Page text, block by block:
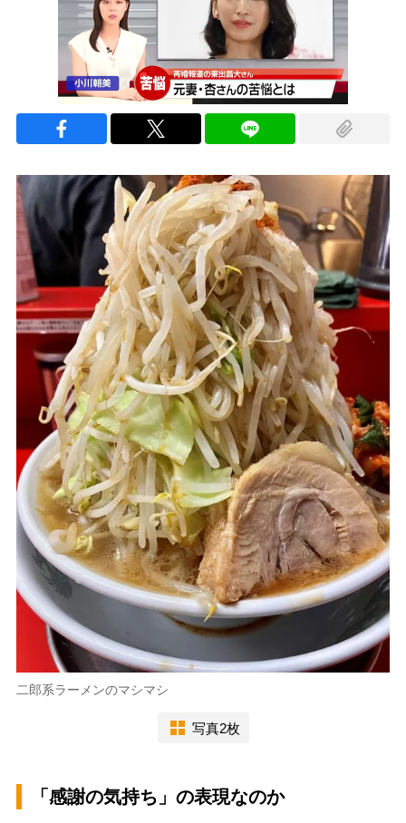
二郎系ラーメンのマシマシ
写真2枚
「感謝の気持ち」の表現なのか